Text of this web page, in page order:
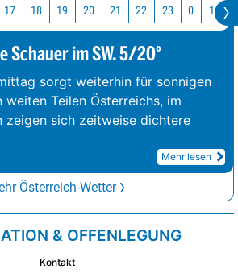
17 18 19 20 21 22 23 0 1
Schauer im SW. 5/20°
sorgt weiterhin für sonnigen
Teilen Österreichs, im
zeigen sich zeitweise dichtere
Mehr lesen
Österreich-Wetter
& OFFENLEGUNG
Kontakt